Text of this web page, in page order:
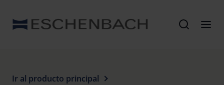
Ir al producto principal